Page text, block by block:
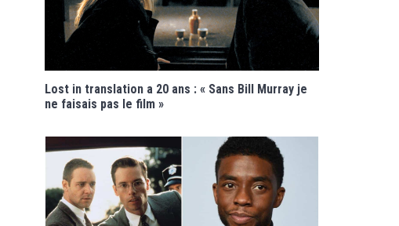
Lost in translation a 20 ans : « Sans Bill Murray je
ne faisais pas le film »